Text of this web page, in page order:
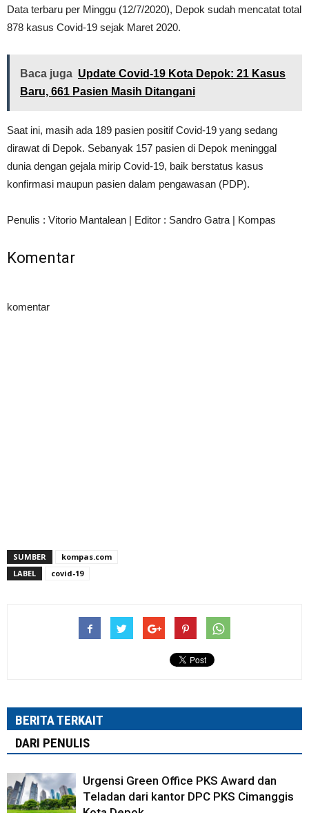
Data terbaru per Minggu (12/7/2020), Depok sudah mencatat total
878 kasus Covid-19 sejak Maret 2020.
Baca juga Update Covid-19 Kota Depok: 21 Kasus
Baru, 661 Pasien Masih Ditangani
Saat ini, masih ada 189 pasien positif Covid-19 yang sedang
dirawat di Depok. Sebanyak 157 pasien di Depok meninggal
dunia dengan gejala mirip Covid-19, baik berstatus kasus
konfirmasi maupun pasien dalam pengawasan (PDP).
Penulis : Vitorio Mantalean | Editor : Sandro Gatra | Kompas
Komentar
komentar
SUMBER
kompas.com
LABEL
covid-19
BERITA TERKAIT
DARI PENULIS
Urgensi Green Office PKS Award dan
Teladan dari kantor DPC PKS Cimanggis